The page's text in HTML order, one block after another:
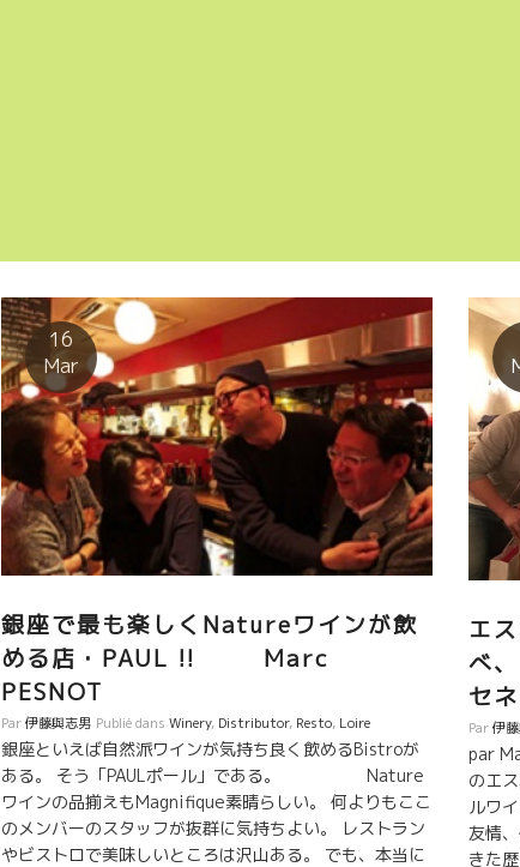
16
Mar
銀座で最も楽しくNatureワインが飲
める店・PAUL !! Marc
PESNOT
Par伊藤與志男 Publié dans Winery, Distributor, Resto, Loire
銀座といえば自然派ワインが気持ち良く飲めるBistroが
ある。 そう「PAULポール」である。 Nature
ワインの品揃えもMagnifique素晴らしい。 何よりもここ
のメンバーのスタッフが抜群に気持ちよい。 レストラン
やビストロで美味しいところは沢山ある。 でも、本当に
エ
セ
Par伊
par
のエ
ルワ
友情
きた